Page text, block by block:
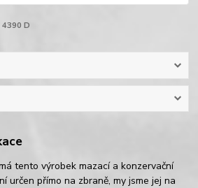
4390 D
tento výrobek mazací a konzervační
určen přímo na zbraně, my jsme jej na